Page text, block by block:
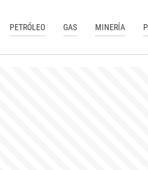
PETRÓLEO GAS MINERÍA